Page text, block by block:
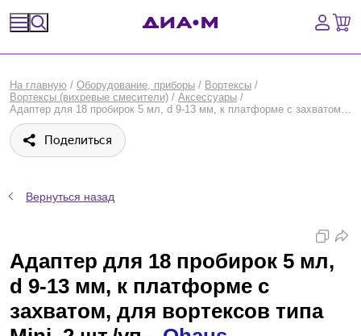
Оборудование, приборы
Расходные материалы, пластик, стекло
Библиотека
На главную / Оборудование, приборы / Вортексы /
Вортексы (вихревые смесители) / Аксессуары /
Адаптер для 18 пробирок 5 мл, d 9-13 мм, к платформе с захватом, для вортексов типа Mini, 2 шт./уп., Ohaus
Поделиться
Вернуться назад
Адаптер для 18 пробирок 5 мл,
d 9-13 мм, к платформе с
захватом, для вортексов типа